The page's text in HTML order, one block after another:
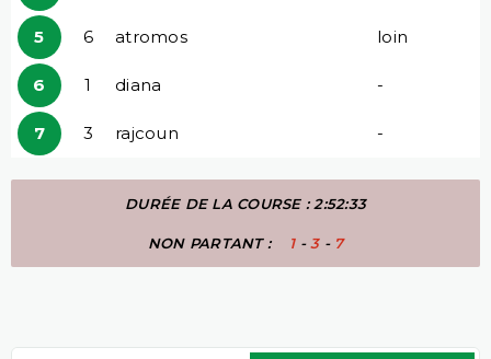
5 6 atromos loin
6 1 diana -
7 3 rajcoun -
DURÉE DE LA COURSE : 2:52:33
NON PARTANT : 1-3- 7